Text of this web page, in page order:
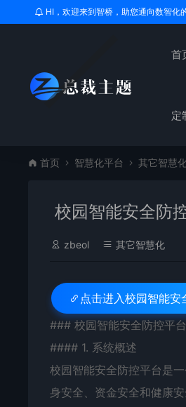
HI，欢迎来到智桥，助您通向数智化
首
定
首页 智慧化平台 其它智慧
校园智能安全防
zbeol 其它智慧化
点击进入 校园智能安
### 校园智能安全防控平
#### 1. 系统概述
校园智能安全防控平台是
身安全、资金安全和健康